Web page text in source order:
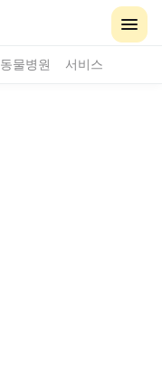
동물병원 서비스